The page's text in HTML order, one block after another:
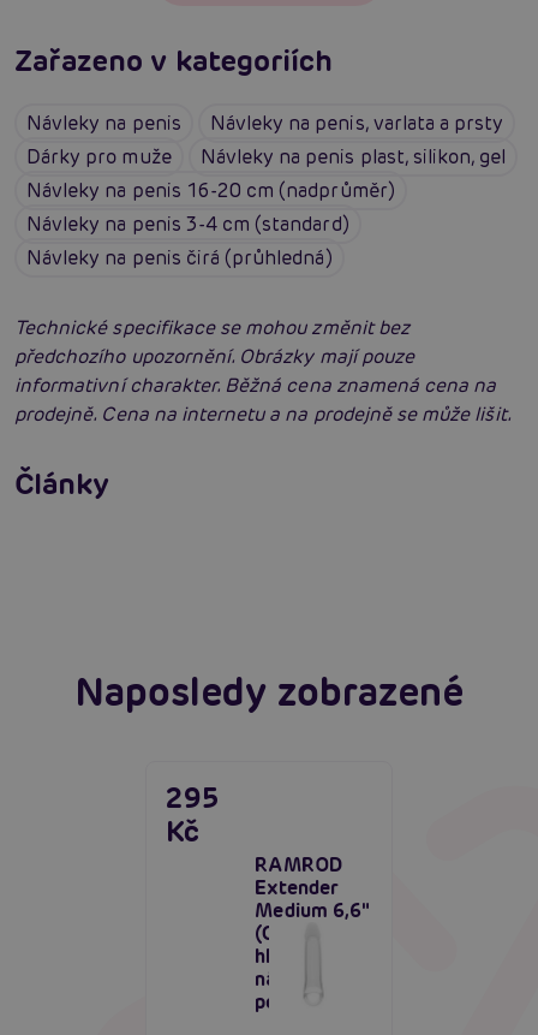
Zařazeno v kategoriích
Návleky na penis
Návleky na penis, varlata a prsty
Dárky pro muže
Návleky na penis plast, silikon, gel
Návleky na penis 16-20 cm (nadprůměr)
Návleky na penis 3-4 cm (standard)
Návleky na penis čirá (průhledná)
Technické specifikace se mohou změnit bez
předchozího upozornění. Obrázky mají pouze
informativní charakter. Běžná cena znamená cena na
prodejně. Cena na internetu a na prodejně se může lišit.
Články
Erotická inteligence: Příručka Sexiomů
Číst více
Swingers party poprvé: Erotický ráj plný
extáze? Průvodce, který ti otevře dveře!
Naposledy zobrazené
RAMROD
Extender
Medium 6,6″
(Clear),
hladký
návlek na
penis
295
Kč